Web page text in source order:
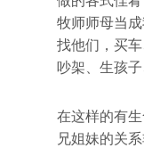
牧师师母当
找他们，买
吵架、生孩
在这样的有
兄姐妹的关